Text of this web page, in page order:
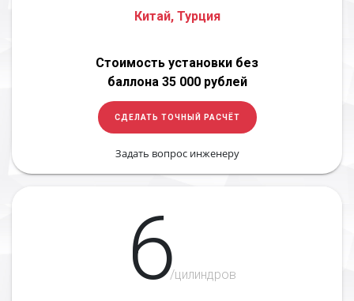
Китай, Турция
Стоимость установки без
баллона 35 000 рублей
СДЕЛАТЬ ТОЧНЫЙ РАСЧЁТ
Задать вопрос инженеру
6/цилиндров